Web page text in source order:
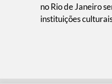
no Rio de Janeiro
instituições